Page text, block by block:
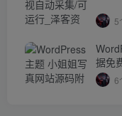
5
据免
6